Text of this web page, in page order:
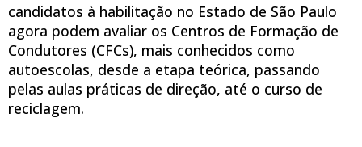
candidatos à habilitação no Estado de São Paulo
agora podem avaliar os Centros de Formação de
Condutores (CFCs), mais conhecidos como
autoescolas, desde a etapa teórica, passando
pelas aulas práticas de direção, até o curso de
reciclagem.